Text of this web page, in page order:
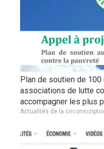
Plan de soutien de 100
associations de lutte
accompagner les plus
Actualités de la